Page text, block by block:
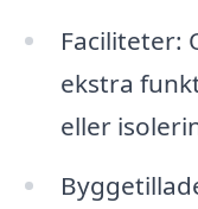
Faciliteter:
ekstra
eller